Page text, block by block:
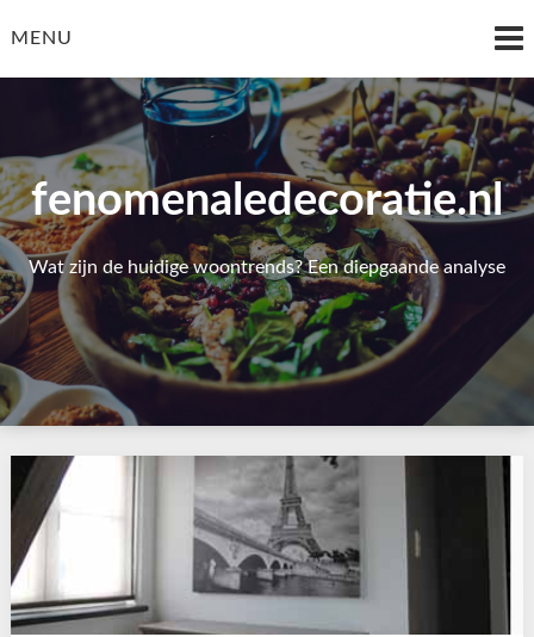
toMENU
fenomenaledecoratie.nl
Wat zijn de huidige woontrends? Een diepgaande analyse